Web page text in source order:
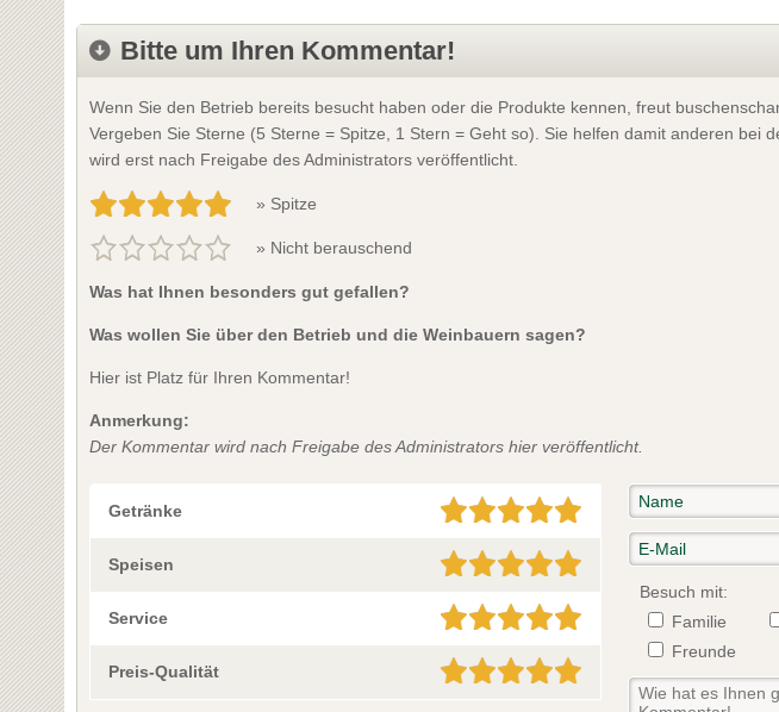
Bitte um Ihren Kommentar!
Wenn Sie den Betrieb bereits besucht haben oder die Produkte kennen, freut
Vergeben Sie Sterne (5 Sterne = Spitze, 1 Stern = Geht so). Sie helfen damit anderen bei
wird erst nach Freigabe des Administrators veröffentlicht.
» Spitze
» Nicht berauschend
Was hat Ihnen besonders gut gefallen?
Was wollen Sie über den Betrieb und die Weinbauern sagen?
Hier ist Platz für Ihren Kommentar!
Anmerkung:
Der Kommentar wird nach Freigabe des Administrators hier veröffentlicht.
Getränke
Speisen
Service
Preis-Qualität
Besuch mit:
Familie
Freunde